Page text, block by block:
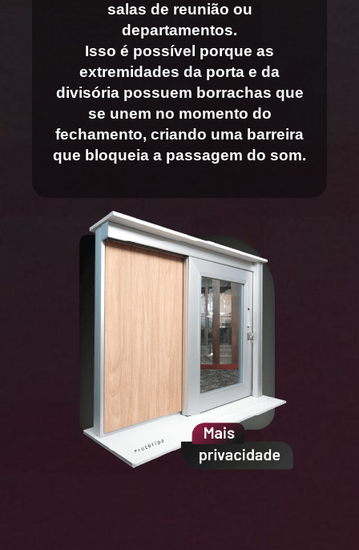
salas de reunião ou
departamentos.
Isso é possível porque as
extremidades da porta e da
divisória possuem borrachas que
se unem no momento do
fechamento, criando uma barreira
que bloqueia a passagem do som.